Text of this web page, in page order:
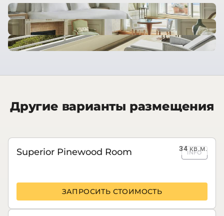
Другие варианты размещения
34кв.м.
Superior Pinewood Room INFO
ЗАПРОСИТЬ СТОИМОСТЬ